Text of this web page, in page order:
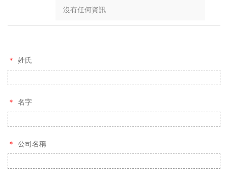
沒有任何資訊
姓氏
名字
公司名稱